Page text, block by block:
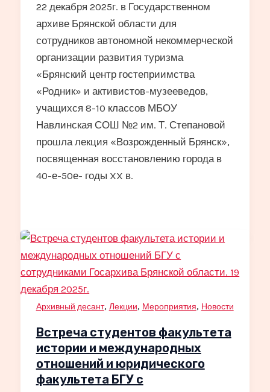
22 декабря 2025г. в Государственном
архиве Брянской области для
сотрудников автономной некоммерческой
организации развития туризма
«Брянский центр гостеприимства
«Родник» и активистов-музееведов,
учащихся 8-10 классов МБОУ
Навлинская СОШ №2 им. Т. Степановой
прошла лекция «Возрожденный Брянск»,
посвященная восстановлению города в
40-е-50е- годы XX в.
Архивный десант, Лекции, Мероприятия, Новости
Встреча студентов факультета
истории и международных
отношений и юридического
факультета БГУ с